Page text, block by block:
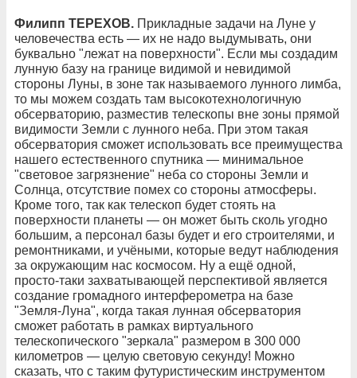
Филипп ТЕРЕХОВ. Прикладные задачи на Луне у
человечества есть — их не надо выдумывать, они
буквально "лежат на поверхности". Если мы создадим
лунную базу на границе видимой и невидимой
стороны Луны, в зоне так называемого лунного лимба,
то мы можем создать там высокотехнологичную
обсерваторию, разместив телескопы вне зоны прямой
видимости Земли с лунного неба. При этом такая
обсерватория сможет использовать все преимущества
нашего естественного спутника — минимальное
"световое загрязнение" неба со стороны Земли и
Солнца, отсутствие помех со стороны атмосферы.
Кроме того, так как телескоп будет стоять на
поверхности планеты — он может быть сколь угодно
большим, а персонал базы будет и его строителями, и
ремонтниками, и учёными, которые ведут наблюдения
за окружающим нас космосом. Ну а ещё одной,
просто-таки захватывающей перспективой является
создание громадного интерферометра на базе
"Земля-Луна", когда такая лунная обсерватория
сможет работать в рамках виртуального
телескопического "зеркала" размером в 300 000
километров — целую световую секунду! Можно
сказать, что с таким футуристическим инструментом